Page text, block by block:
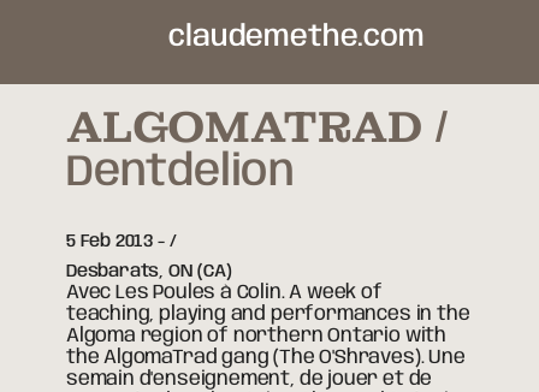
claudemethe.com
ALGOMATRAD
Dentdelion
5 Feb 2013 -
Desbarats, ON (CA)
Avec Les Poules à Colin. A week of
teaching, playing and performances in the
Algoma region of northern Ontario with
the AlgomaTrad gang (The O'Shraves). Une
semain d'enseignement, de jouer et de